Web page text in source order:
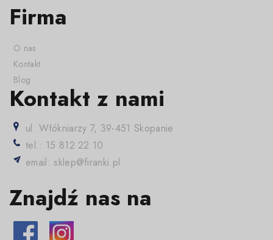
Firma
O nas
Kontakt
Blog
Kontakt z nami
ul. Włókniarzy 7, 39-451 Skopanie
tel.: 15 812 22 10
email: sklep@firanki.pl
Znajdź nas na